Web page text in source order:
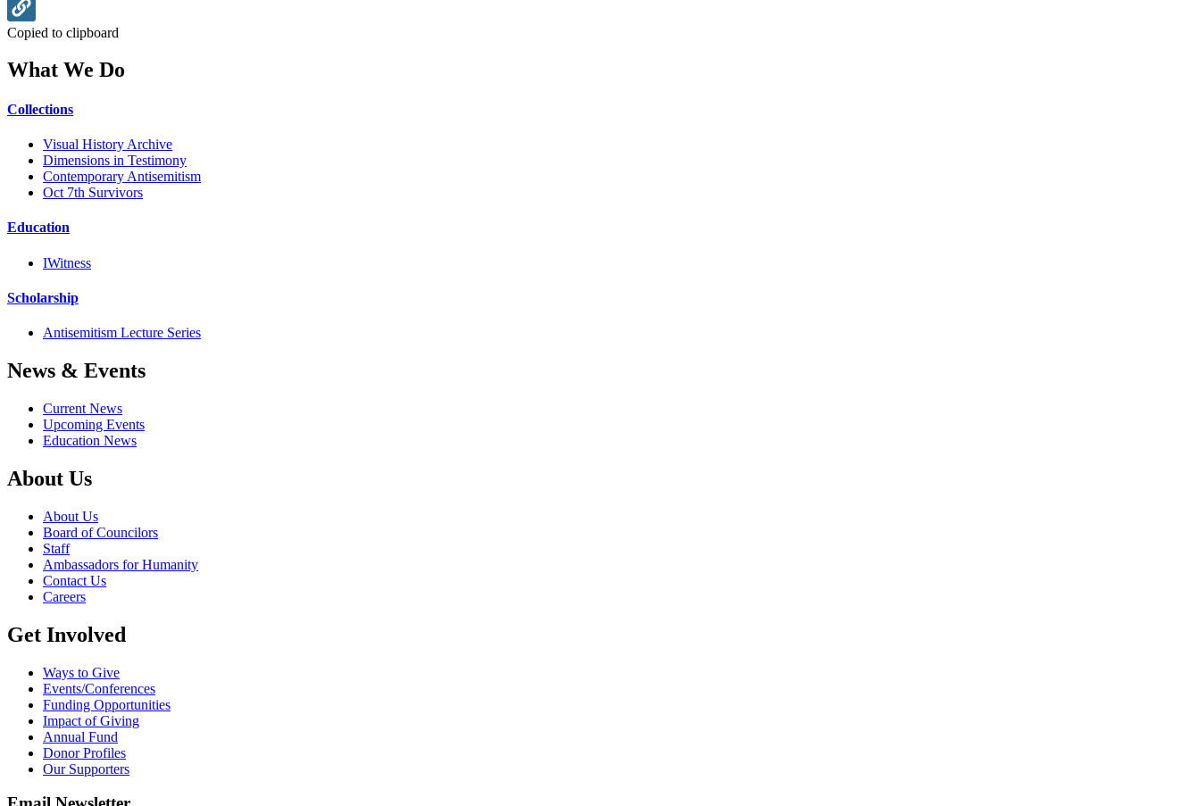
Copied to clipboard
What We Do
Collections
Visual History Archive
Dimensions in Testimony
Contemporary Antisemitism
Oct 7th Survivors
Education
IWitness
Scholarship
Antisemitism Lecture Series
News & Events
Current News
Upcoming Events
Education News
About Us
About Us
Board of Councilors
Staff
Ambassadors for Humanity
Contact Us
Careers
Get Involved
Ways to Give
Events/Conferences
Funding Opportunities
Impact of Giving
Annual Fund
Donor Profiles
Our Supporters